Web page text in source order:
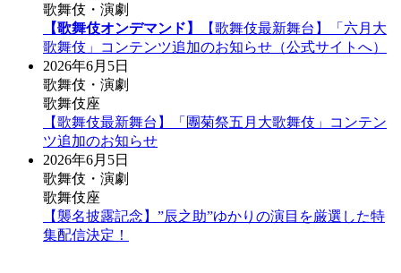
歌舞伎・演劇
【歌舞伎オンデマンド】
【歌舞伎最新舞台】「六月大
歌舞伎」コンテンツ追加のお知らせ（公式サイトへ）
2026年6月5日
歌舞伎・演劇
歌舞伎座
【歌舞伎最新舞台】「團菊祭五月大歌舞伎」コンテン
ツ追加のお知らせ
2026年6月5日
歌舞伎・演劇
歌舞伎座
【襲名披露記念】”辰之助”ゆかりの演目を厳選した特
集配信決定！